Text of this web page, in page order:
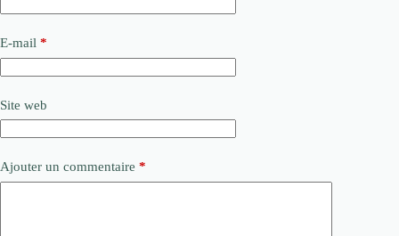
E-mail *
Site web
Ajouter un commentaire *